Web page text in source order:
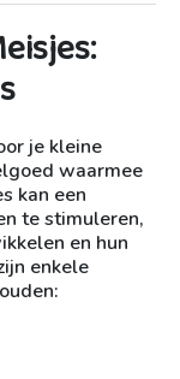
je kleine
waarmee
kan een
te stimuleren,
en hun
enkele